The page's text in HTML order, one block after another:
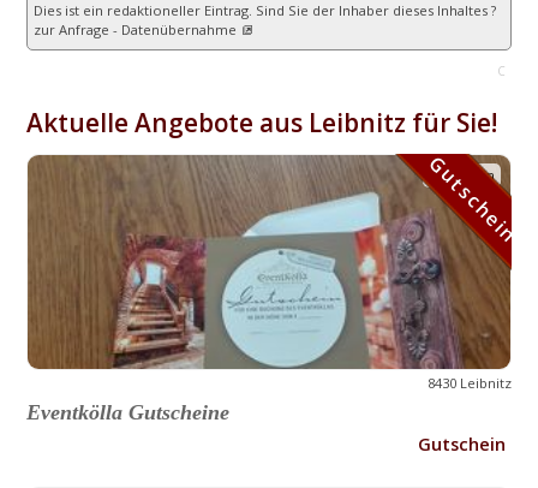
Dies ist ein redaktioneller Eintrag. Sind Sie der Inhaber dieses Inhaltes ?
zur Anfrage - Datenübernahme
C
Aktuelle Angebote aus Leibnitz für Sie!
Gutschein
8430 Leibnitz
Eventkölla Gutscheine
Gutschein
Gutschein